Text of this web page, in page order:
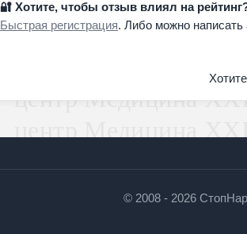
🔐 Хотите, чтобы отзыв влиял на
Быстрая регистрация. Либо можно
© 2008 - 2026